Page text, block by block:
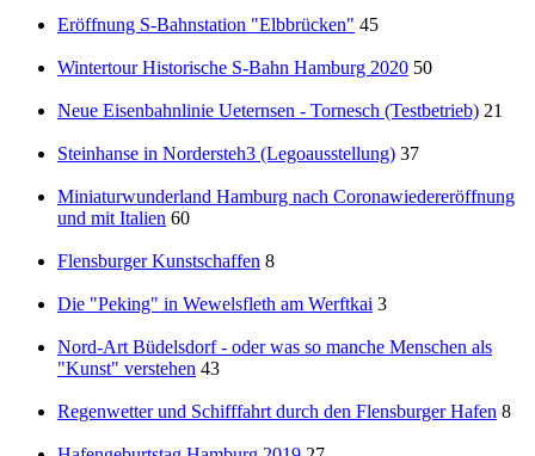
Eröffnung S-Bahnstation "Elbbrücken" 45
Wintertour Historische S-Bahn Hamburg 2020 50
Neue Eisenbahnlinie Ueternsen - Tornesch (Testbetrieb) 21
Steinhanse in Nordersteh3 (Legoausstellung) 37
Miniaturwunderland Hamburg nach Coronawiedereröffnung
und mit Italien 60
Flensburger Kunstschaffen 8
Die "Peking" in Wewelsfleth am Werftkai 3
Nord-Art Büdelsdorf - oder was so manche Menschen als
"Kunst" verstehen 43
Regenwetter und Schifffahrt durch den Flensburger Hafen 8